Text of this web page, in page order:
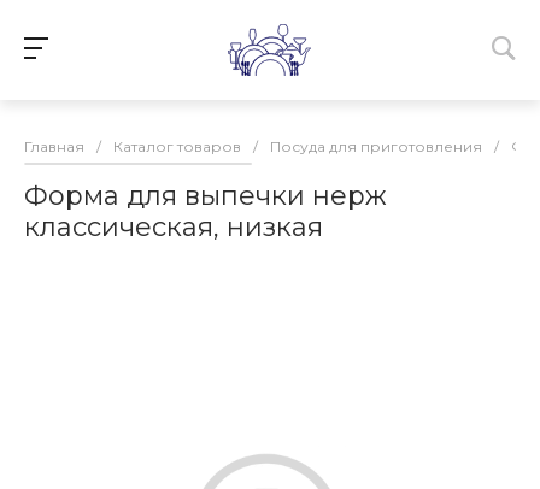
Главная / Каталог товаров / Посуда для приготовления /
Форма для выпечки нерж
классическая, низкая